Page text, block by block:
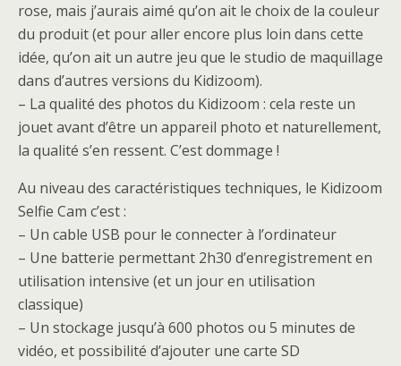
rose, mais j’aurais aimé qu’on ait le choix de la couleur
du produit (et pour aller encore plus loin dans cette
idée, qu’on ait un autre jeu que le studio de maquillage
dans d’autres versions du Kidizoom).
– La qualité des photos du Kidizoom : cela reste un
jouet avant d’être un appareil photo et naturellement,
la qualité s’en ressent. C’est dommage !
Au niveau des caractéristiques techniques, le Kidizoom
Selfie Cam c’est :
– Un cable USB pour le connecter à l’ordinateur
– Une batterie permettant 2h30 d’enregistrement en
utilisation intensive (et un jour en utilisation
classique)
– Un stockage jusqu’à 600 photos ou 5 minutes de
vidéo, et possibilité d’ajouter une carte SD